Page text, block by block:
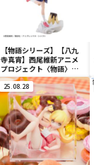
【物語シリーズ】【八九
寺真宵】西尾維新アニメ
プロジェクト〈物語〉シ
リーズ ESPRESTO-
Sweet Bloom-八九寺真
宵
25.08.28